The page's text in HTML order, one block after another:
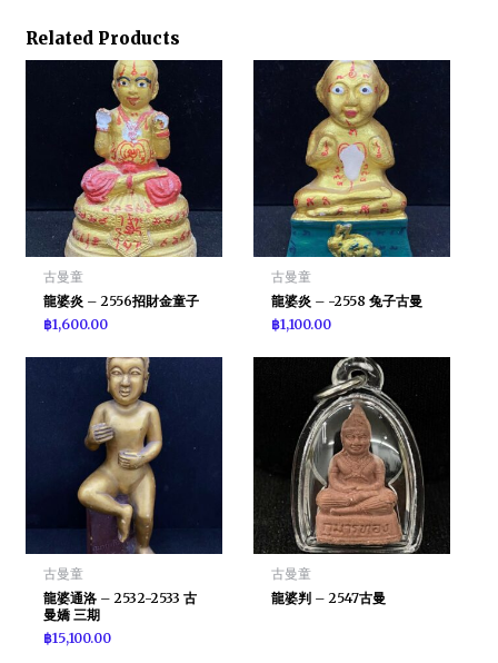
Related Products
古曼童
龍婆炎 – 2556招財金童子
฿1,600.00
古曼童
龍婆炎 – -2558 兔子古曼
฿1,100.00
古曼童
龍婆通洛 – 2532-2533 古
曼嬌 三期
฿15,100.00
古曼童
龍婆判 – 2547古曼